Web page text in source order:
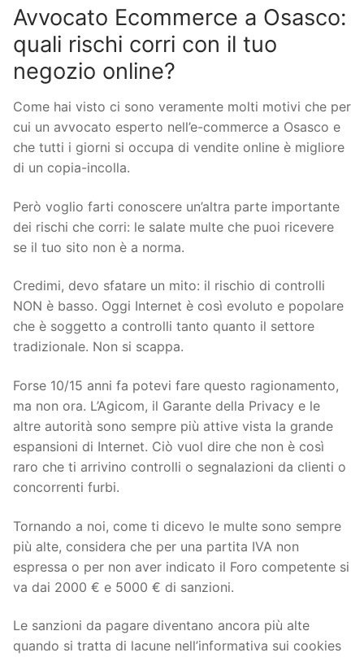
Avvocato Ecommerce a Osasco:
quali rischi corri con il tuo
negozio online?
Come hai visto ci sono veramente molti motivi che per
cui un avvocato esperto nell’e-commerce a Osasco e
che tutti i giorni si occupa di vendite online è migliore
di un copia-incolla.
Però voglio farti conoscere un’altra parte importante
dei rischi che corri: le salate multe che puoi ricevere
se il tuo sito non è a norma.
Credimi, devo sfatare un mito: il rischio di controlli
NON è basso. Oggi Internet è così evoluto e popolare
che è soggetto a controlli tanto quanto il settore
tradizionale. Non si scappa.
Forse 10/15 anni fa potevi fare questo ragionamento,
ma non ora. L’Agicom, il Garante della Privacy e le
altre autorità sono sempre più attive vista la grande
espansioni di Internet. Ciò vuol dire che non è così
raro che ti arrivino controlli o segnalazioni da clienti o
concorrenti furbi.
Tornando a noi, come ti dicevo le multe sono sempre
più alte, considera che per una partita IVA non
espressa o per non aver indicato il Foro competente si
va dai 2000 € e 5000 € di sanzioni.
Le sanzioni da pagare diventano ancora più alte
quando si tratta di lacune nell’informativa sui cookies